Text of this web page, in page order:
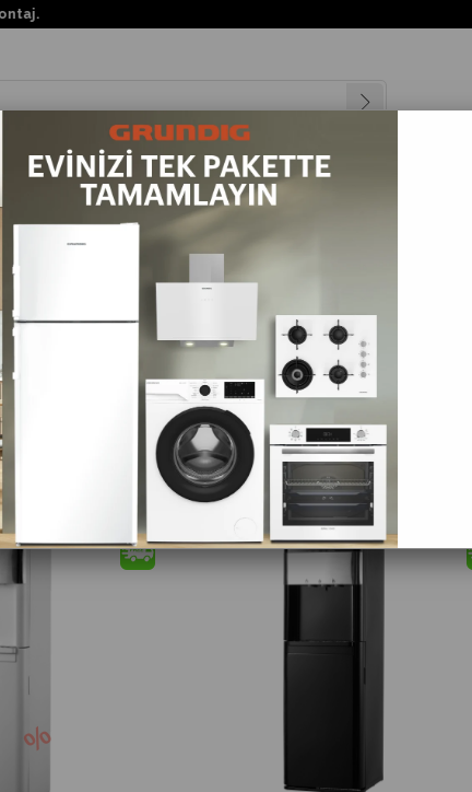
Teknolojiler Müşteri Hizmetleri
KALDIR
FIYATA GÖRE (AZALAN) ÜRÜN ADINA GÖRE (A>Z)
İndirim
%22İndirim